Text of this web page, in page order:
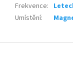
Frekvence:
Umístění: